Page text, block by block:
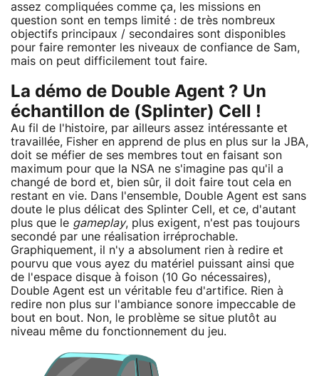
assez compliquées comme ça, les missions en
question sont en temps limité : de très nombreux
objectifs principaux / secondaires sont disponibles
pour faire remonter les niveaux de confiance de Sam,
mais on peut difficilement tout faire.
La démo de Double Agent ? Un
échantillon de (Splinter) Cell !
Au fil de l'histoire, par ailleurs assez intéressante et
travaillée, Fisher en apprend de plus en plus sur la JBA,
doit se méfier de ses membres tout en faisant son
maximum pour que la NSA ne s'imagine pas qu'il a
changé de bord et, bien sûr, il doit faire tout cela en
restant en vie. Dans l'ensemble, Double Agent est sans
doute le plus délicat des Splinter Cell, et ce, d'autant
plus que le gameplay, plus exigent, n'est pas toujours
secondé par une réalisation irréprochable.
Graphiquement, il n'y a absolument rien à redire et
pourvu que vous ayez du matériel puissant ainsi que
de l'espace disque à foison (10 Go nécessaires),
Double Agent est un véritable feu d'artifice. Rien à
redire non plus sur l'ambiance sonore impeccable de
bout en bout. Non, le problème se situe plutôt au
niveau même du fonctionnement du jeu.